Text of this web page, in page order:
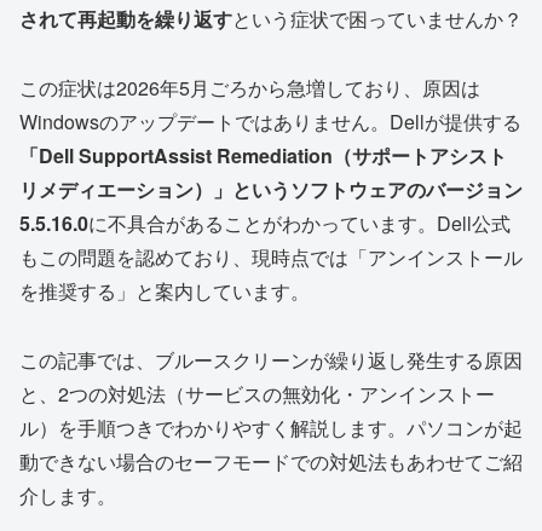
されて再起動を繰り返すという症状で困っていませんか？
この症状は2026年5月ごろから急増しており、原因は
Windowsのアップデートではありません。Dellが提供する
「Dell SupportAssist Remediation（サポートアシスト
リメディエーション）」というソフトウェアのバージョン
5.5.16.0に不具合があることがわかっています。Dell公式
もこの問題を認めており、現時点では「アンインストール
を推奨する」と案内しています。
この記事では、ブルースクリーンが繰り返し発生する原因
と、2つの対処法（サービスの無効化・アンインストー
ル）を手順つきでわかりやすく解説します。パソコンが起
動できない場合のセーフモードでの対処法もあわせてご紹
介します。